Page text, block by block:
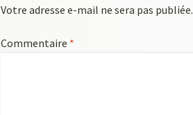
Votre adresse e-mail ne sera pas publiée.
Commentaire *